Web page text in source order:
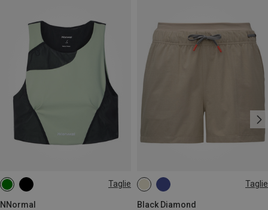
Taglie
NNormal
XS M Taglie
Black Diamond
XS S